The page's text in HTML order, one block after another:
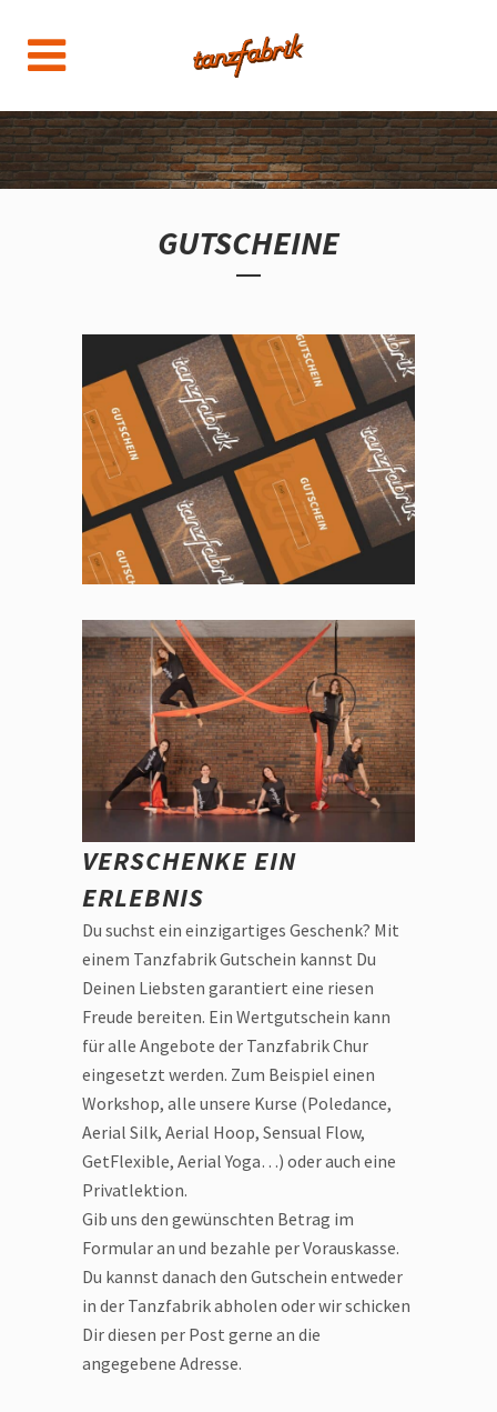
GUTSCHEINE
VERSCHENKE EIN
ERLEBNIS
Du suchst ein einzigartiges Geschenk? Mit
einem Tanzfabrik Gutschein kannst Du
Deinen Liebsten garantiert eine riesen
Freude bereiten. Ein Wertgutschein kann
für alle Angebote der Tanzfabrik Chur
eingesetzt werden. Zum Beispiel einen
Workshop, alle unsere Kurse (Poledance,
Aerial Silk, Aerial Hoop, Sensual Flow,
GetFlexible, Aerial Yoga…) oder auch eine
Privatlektion.
Gib uns den gewünschten Betrag im
Formular an und bezahle per Vorauskasse.
Du kannst danach den Gutschein entweder
in der Tanzfabrik abholen oder wir schicken
Dir diesen per Post gerne an die
angegebene Adresse.